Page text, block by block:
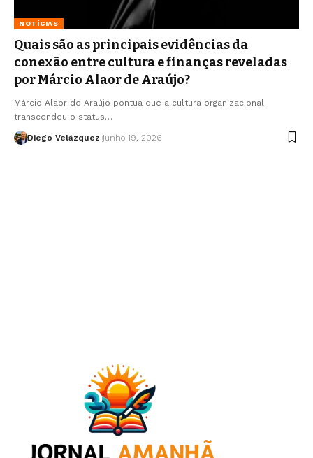
NOTÍCIAS
Quais são as principais evidências da
conexão entre cultura e finanças reveladas
por Márcio Alaor de Araújo?
Márcio Alaor de Araújo pontua que a cultura organizacional
transcendeu o status…
Diego Velázquez junho 19, 2026